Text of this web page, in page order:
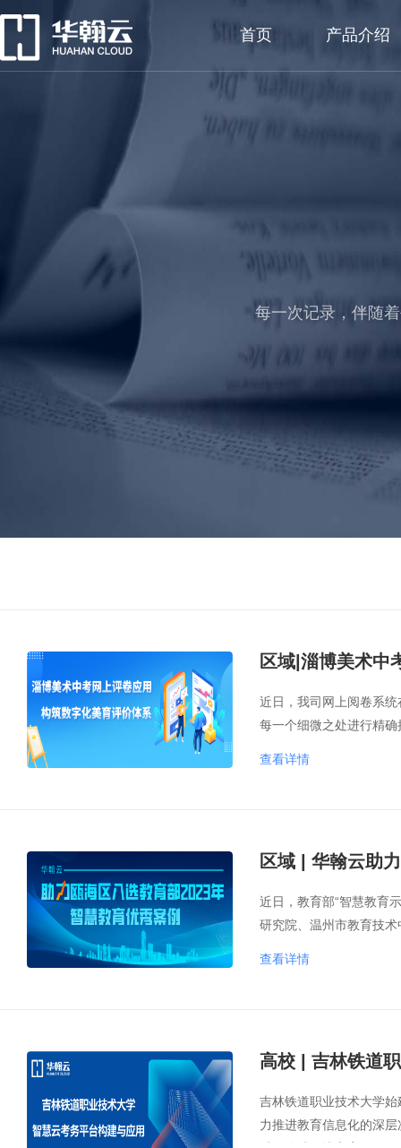
首页 产品介绍
每一次记录，伴随
区域|淄博美术中
近日，我司网上阅卷系
每一个细微之处进行精
查看详情
区域 | 华翰云助
近日，教育部“智慧教育
研究院、温州市教育技
查看详情
高校 | 吉林铁道
吉林铁道职业技术大学
力推进教育信息化的深